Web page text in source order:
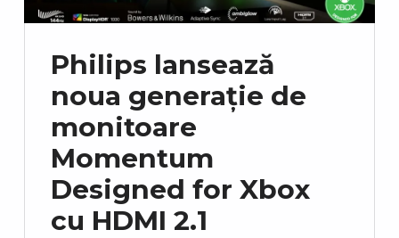
Philips lansează
noua generație de
monitoare
Momentum
Designed for Xbox
cu HDMI 2.1